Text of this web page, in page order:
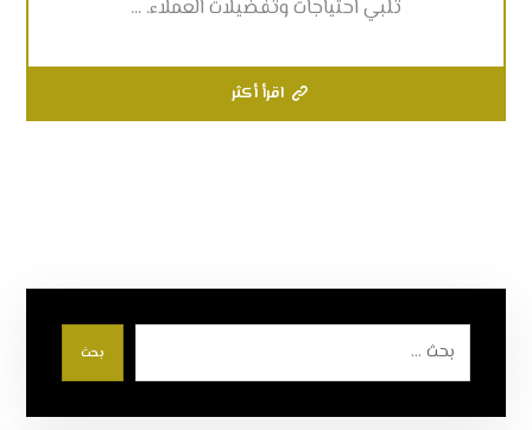
تلبي احتياجات وتفضيلات العملاء. ...
اقرأ أكثر
بحث